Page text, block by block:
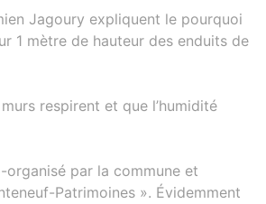
Jagoury expliquent le pourquoi
1 mètre de hauteur des enduits de
respirent et que l’humidité
organisé par la commune et
Patrimoines ». Évidemment